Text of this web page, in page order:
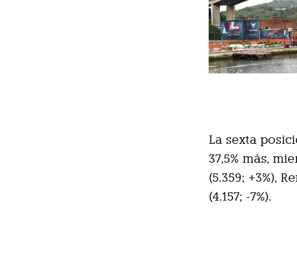
La sexta
37,5% más,
(5.359; +3%),
(4.157; -7%).